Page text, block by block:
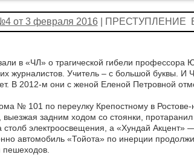
от 3 февраля 2016| ПРЕСТУПЛЕНИЕ
в «ЧЛ» о трагической гибели
журналистов. Учитель – с большой буквы. И
В 2012-м они с женой Еленой Петровной
№ 101 по переулку Крепостному в
задним ходом со стоянки,
столб электроосвещения, а «Хундай
автомобиль «Тойота» по инерции
пешеходов.